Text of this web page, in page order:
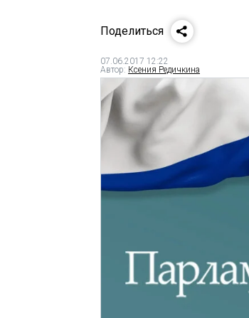
Поделиться
07.06.2017 12:22
Автор: Ксения Редичкина